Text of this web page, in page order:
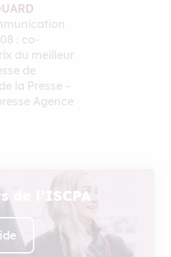
: co-
du meilleur
de
la Presse –
Agence
de l’ISCPA